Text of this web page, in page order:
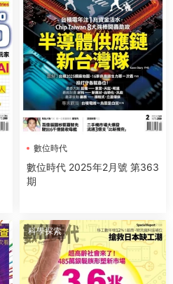
數位時代
數位時代 2025年2月號 第363
期
科學探索